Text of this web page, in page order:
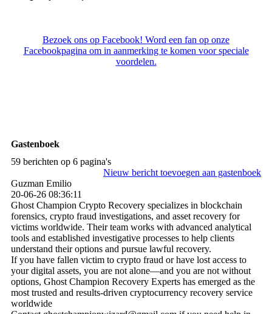
Bezoek ons op Facebook! Word een fan op onze
Facebookpagina om in aanmerking te komen voor speciale
voordelen.
Gastenboek
59 berichten op 6 pagina's
Nieuw bericht toevoegen aan gastenboek
Guzman Emilio
20-06-26 08:36:11
Ghost Champion Crypto Recovery specializes in blockchain
forensics, crypto fraud investigations, and asset recovery for
victims worldwide. Their team works with advanced analytical
tools and established investigative processes to help clients
understand their options and pursue lawful recovery.
If you have fallen victim to crypto fraud or have lost access to
your digital assets, you are not alone—and you are not without
options, Ghost Champion Recovery Experts has emerged as the
most trusted and results-driven cryptocurrency recovery service
worldwide